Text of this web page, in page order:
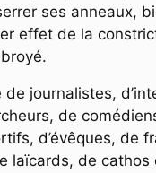
ses anneaux,
effet de la
de journalistes,
de
d’évêques, de
laïcards, de